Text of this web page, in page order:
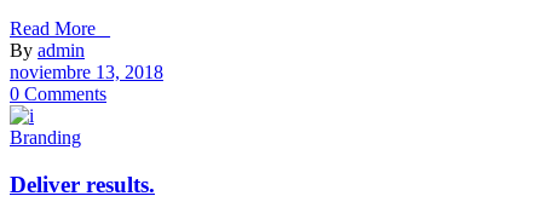
Read More _
By admin
noviembre 13, 2018
0 Comments
Branding
Deliver results.